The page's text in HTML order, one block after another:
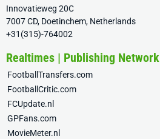
Innovatieweg 20C
7007 CD, Doetinchem, Netherlands
+31(315)-764002
Realtimes | Publishing Network
FootballTransfers.com
FootballCritic.com
FCUpdate.nl
GPFans.com
MovieMeter.nl